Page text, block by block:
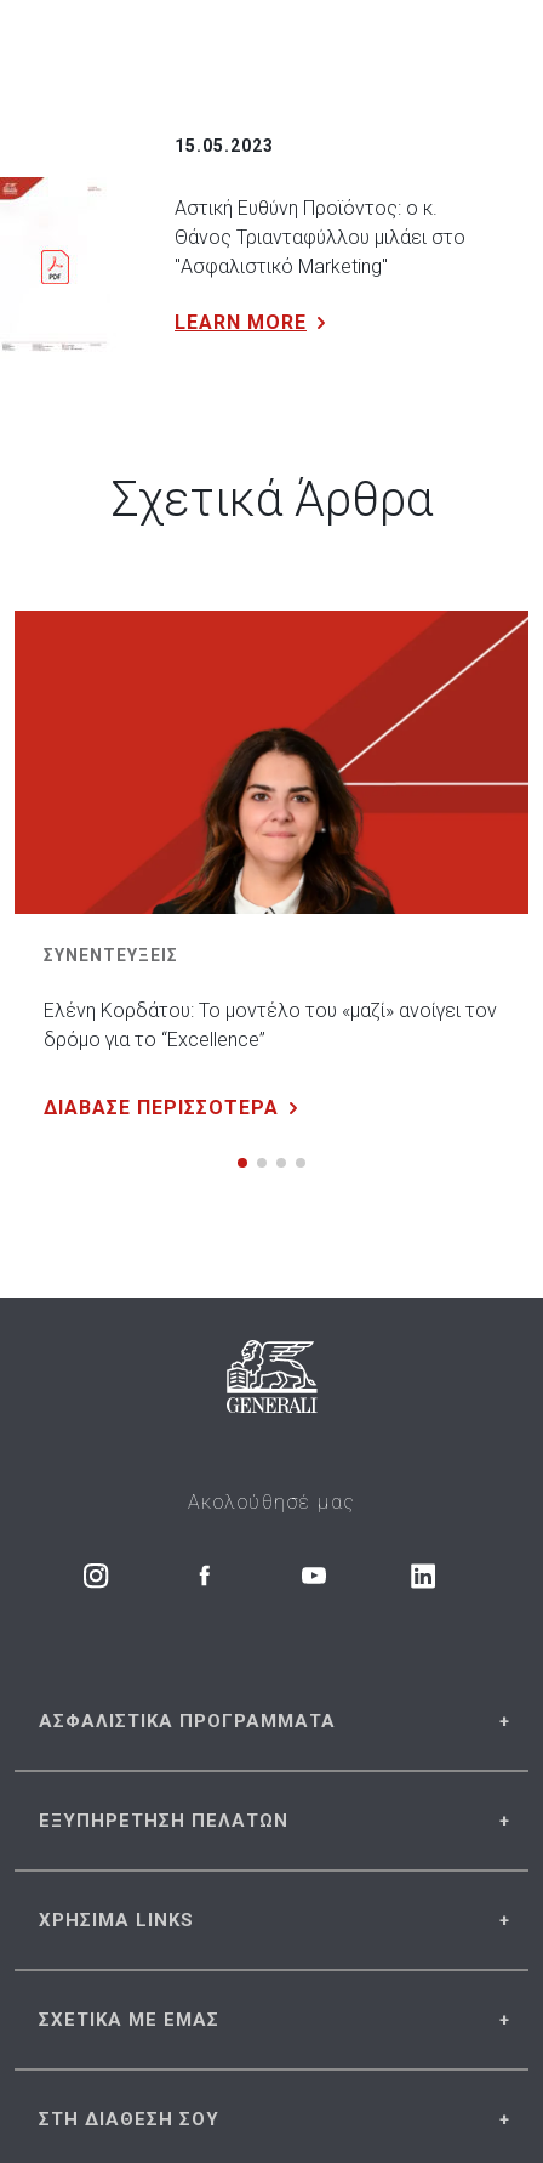
15.05.2023
Αστική Ευθύνη Προϊόντος: ο κ.
Θάνος Τριανταφύλλου μιλάει στο
"Ασφαλιστικό Marketing"
LEARN MORE
Σχετικά Άρθρα
ΣΥΝΕΝΤΕΥΞΕΙΣ
Ελένη Κορδάτου: Το μοντέλο του «μαζί» ανοίγει τον
δρόμο για το “Excellence”
ΔΙΑΒΑΣΕ ΠΕΡΙΣΣΟΤΕΡΑ
Ακολούθησέ μας
ΑΣΦΑΛΙΣΤΙΚΑ ΠΡΟΓΡΑΜΜΑΤΑ
ΕΞΥΠΗΡΕΤΗΣΗ ΠΕΛΑΤΩΝ
ΧΡΗΣΙΜΑ LINKS
ΣΧΕΤΙΚΑ ΜΕ ΕΜΑΣ
ΣΤΗ ΔΙΑΘΕΣΗ ΣΟΥ